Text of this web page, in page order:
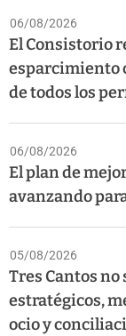
06/08/2026
El Consistorio
esparcimiento
de todos los
06/08/2026
El plan de
avanzando
05/08/2026
Tres Cantos
estratégicos,
ocio y